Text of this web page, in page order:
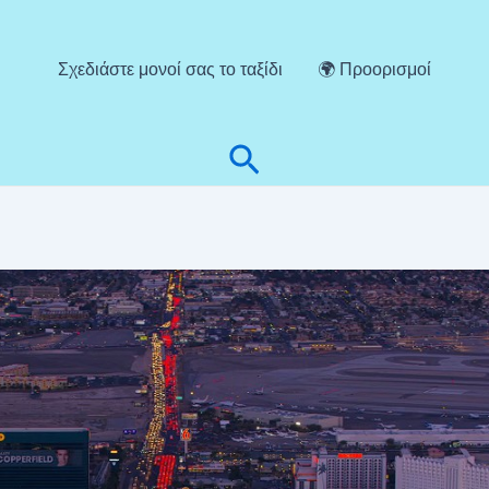
Σχεδιάστε μονοί σας το ταξίδι 🌍 Προορισμοί
Αναζήτηση